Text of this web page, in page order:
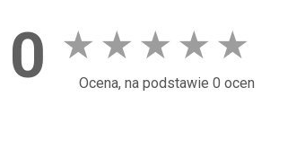
0 ★ ★ ★ ★ ★
Ocena, na podstawie 0 ocen